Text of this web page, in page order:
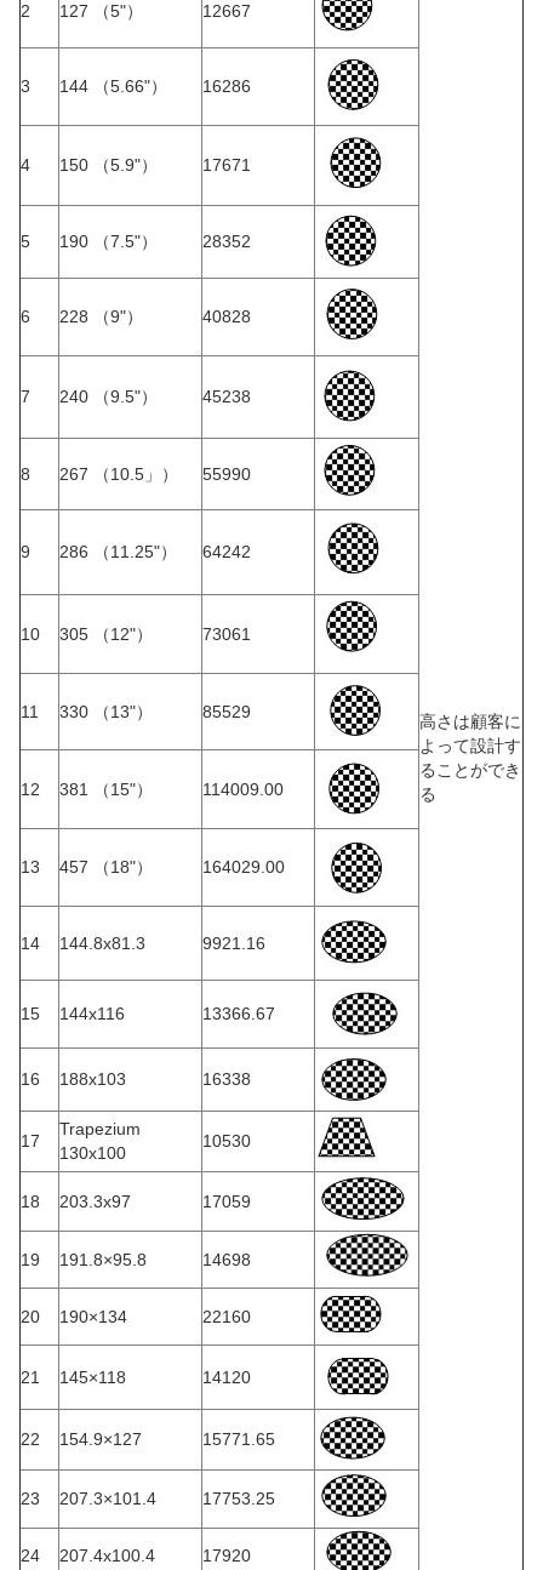
高さは顧客に
よって設計す
ることができ
る
2 127 （5"） 12667
3 144 （5.66"） 16286
4 150 （5.9"） 17671
5 190 （7.5"） 28352
6 228 （9"） 40828
7 240 （9.5"） 45238
8 267 （10.5」） 55990
9 286 （11.25"） 64242
10 305 （12"） 73061
11 330 （13"） 85529
12 381 （15"） 114009.00
13 457 （18"） 164029.00
14 144.8x81.3 9921.16
15 144x116 13366.67
16 188x103 16338
17
Trapezium
130x100
10530
18 203.3x97 17059
19 191.8×95.8 14698
20 190×134 22160
21 145×118 14120
22 154.9×127 15771.65
23 207.3×101.4 17753.25
24 207.4x100.4 17920